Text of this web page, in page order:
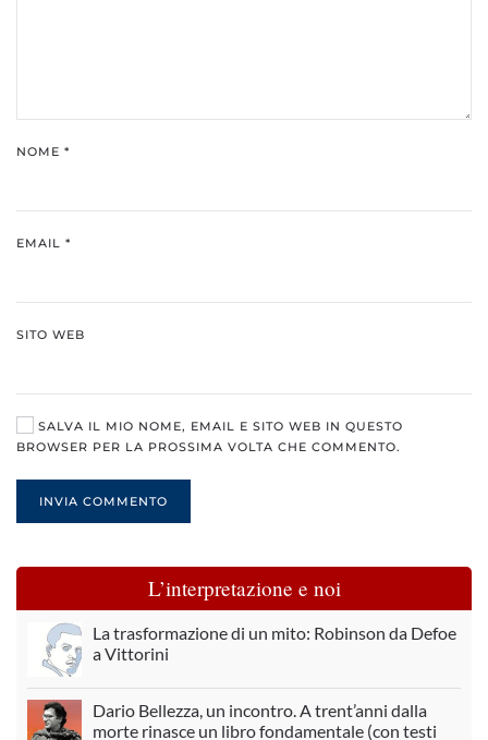
NOME *
EMAIL *
SITO WEB
SALVA IL MIO NOME, EMAIL E SITO WEB IN QUESTO
BROWSER PER LA PROSSIMA VOLTA CHE COMMENTO.
INVIA COMMENTO
L’interpretazione e noi
La trasformazione di un mito: Robinson da Defoe
a Vittorini
Dario Bellezza, un incontro. A trent’anni dalla
morte rinasce un libro fondamentale (con testi